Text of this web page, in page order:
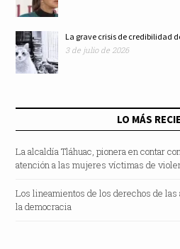
La grave crisis de credibilidad
3 de julio de 2026
LO MÁS
La alcaldía Tláhuac, pionera en contar
atención a las mujeres víctimas de
Los lineamientos de los derechos de
la democracia